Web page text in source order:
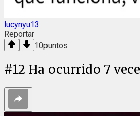
lucynyu13
Reportar
10puntos
#12 Ha ocurrido 7